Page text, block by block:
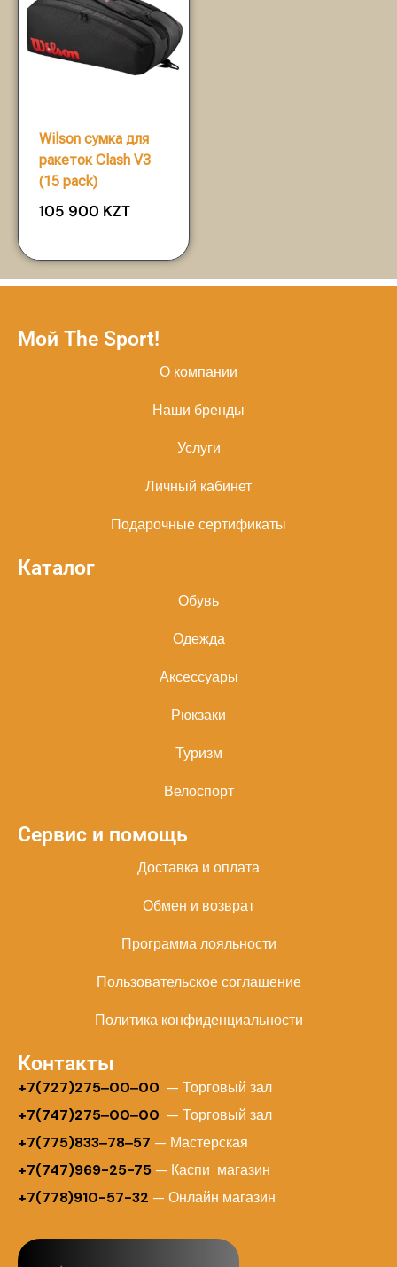
Wilson сумка для
ракеток Clash V3
(15 pack)
105 900 KZT
Мой The Sport!
О компании
Наши бренды
Услуги
Личный кабинет
Подарочные сертификаты
Каталог
Обувь
Одежда
Аксессуары
Рюкзаки
Туризм
Велоспорт
Сервис и помощь
Доставка и оплата
Обмен и возврат
Программа лояльности
Пользовательское соглашение
Политика конфиденциальности
Контакты
+7(727)275‒00‒00 — Торговый зал
+7(747)275‒00‒00 — Торговый зал
+7(775)833‒78‒57 — Мастерская
+7(747)969-25-75 — Каспи магазин
+7(778)910-57-32 — Онлайн магазин